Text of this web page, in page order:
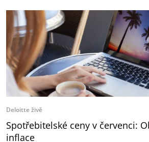
Deloitte živě
Spotřebitelské ceny v červenci:
inflace